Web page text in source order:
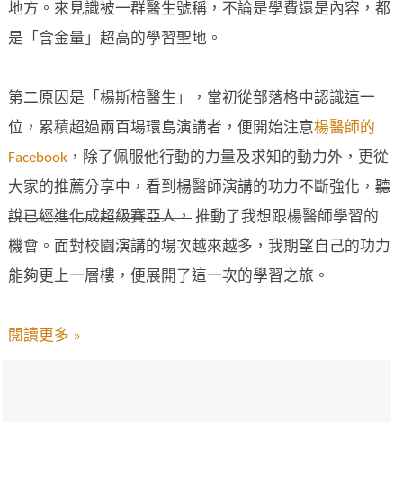
地方。來見識被一群醫生號稱，不論是學費還是內容，都
是「含金量」超高的學習聖地。
第二原因是「楊斯棓醫生」，當初從部落格中認識這一
位，累積超過兩百場環島演講者，便開始注意楊醫師的
Facebook ，除了佩服他行動的力量及求知的動力外，更從
大家的推薦分享中，看到楊醫師演講的功力不斷強化， 聽
說已經進化成超級賽亞人， 推動了我想跟楊醫師學習的
機會。面對校園演講的場次越來越多，我期望自己的功力
能夠更上一層樓，便展開了這一次的學習之旅。
閱讀更多 »